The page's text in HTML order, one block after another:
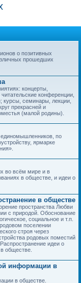
о позитивных
прошедших
концерты,
конференции,
курсы, семинары, лекции,
прекрасней и
(малой родины).
по
ярмарке
во всём мире и в
в обществе, и идеи о
в обществе
пространства Любви
с природой. Обоснование
социальное и т.п.
поселении
строя через
родовых поместий
идеи о
обществе.
информации в
в обществе.